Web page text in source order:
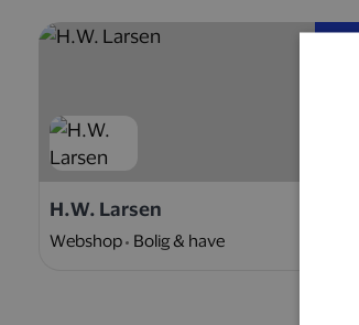
H.W. Larsen
Webshop Bolig & have